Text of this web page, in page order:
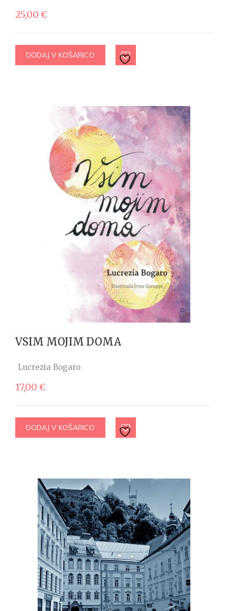
25,00 €
DODAJ V KOŠARICO
VSIM MOJIM DOMA
Lucrezia Bogaro
17,00 €
DODAJ V KOŠARICO